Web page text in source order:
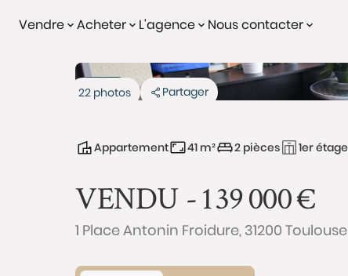
Vendre Acheter L'agence Nous contacter
Vendu
22 photos Partager
Appartement 41 m² 2 pièces 1er étage
VENDU -139 000€
1 Place Antonin Froidure, 31200 Toulouse